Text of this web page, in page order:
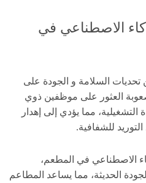
الاصطناعي في
تحديات السلامة و الجودة على
العثور على موظفين ذوي
التشغيلية، مما يؤدي إلى إهدار
للشفافية.
الاصطناعي في المطعم،
الحديثة، مما يساعد المطاعم